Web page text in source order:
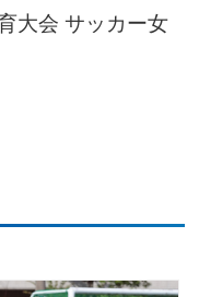
大会 サッカー女